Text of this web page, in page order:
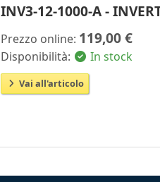
INV3-12-1000-A -
Prezzo online: 119,00 €
Disponibilità: In stock
Vai all'articolo